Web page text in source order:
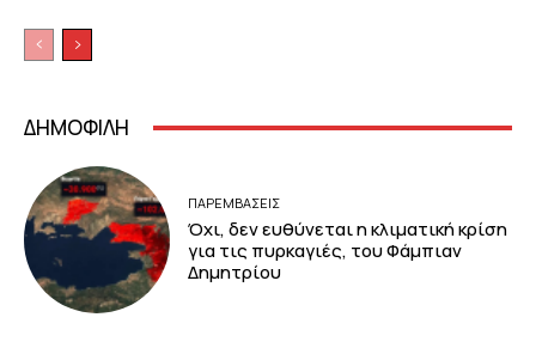
ΔΗΜΟΦΙΛΗ
ΠΑΡΕΜΒΑΣΕΙΣ
Όχι, δεν ευθύνεται η κλιματική κρίση
για τις πυρκαγιές, του Φάμπιαν
Δημητρίου